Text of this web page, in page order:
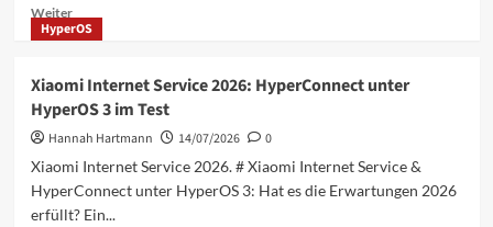
in
der
Inflation
WeiterMehr
Informationen
Skynomad:
Der
flexible
SUV
mit
HyperOS
HyperOS
Xiaomi Internet Service 2026: HyperConnect unter
HyperOS 3 im Test
Hannah Hartmann 14/07/2026
0
Xiaomi Internet Service 2026. # Xiaomi Internet Service &
HyperConnect unter HyperOS 3: Hat es die Erwartungen 2026
erfüllt? Ein...